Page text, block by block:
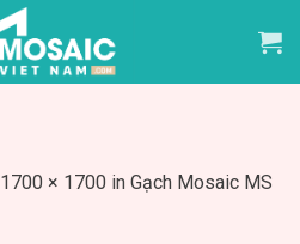
1700 × 1700 in Gạch Mosaic MS